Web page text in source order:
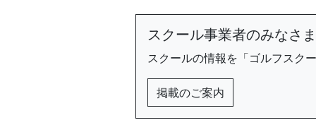
スクール事業者のみなさ
スクールの情報を「ゴルフスク
掲載のご案内